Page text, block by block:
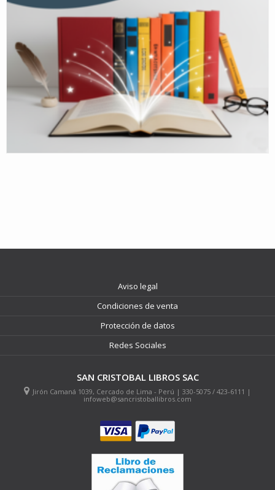
Aviso legal
Condiciones de venta
Protección de datos
Redes Sociales
SAN CRISTOBAL LIBROS SAC
Jirón Camaná 1039, Cercado de Lima - Perú | 330-5075 / 423-6111 |
infoweb@sancristoballibros.com